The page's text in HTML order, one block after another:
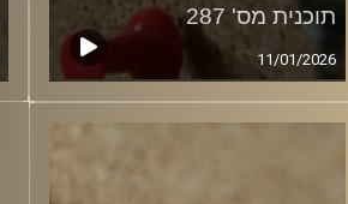
תוכנית מס' 287
11/01/2026